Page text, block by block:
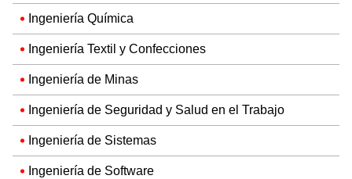
Ingeniería Química
Ingeniería Textil y Confecciones
Ingeniería de Minas
Ingeniería de Seguridad y Salud en el Trabajo
Ingeniería de Sistemas
Ingeniería de Software